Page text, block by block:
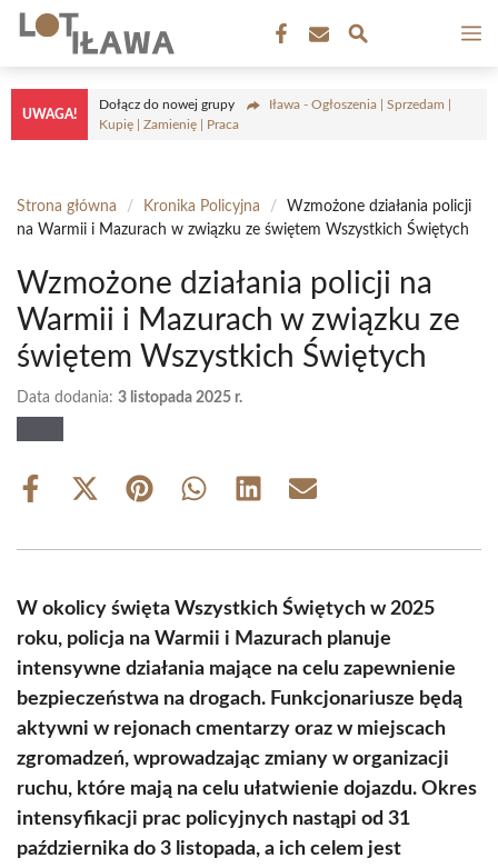
Przejdź
treści
UWAGA!
Dołącz do nowej grupy
Iława - Ogłoszenia | Sprzedam |
Kupię | Zamienię | Praca
Strona główna / Kronika Policyjna /
Wzmożone działania policji
na Warmii i Mazurach w związku ze świętem Wszystkich Świętych
Wzmożone działania policji na
Warmii i Mazurach w związku ze
świętem Wszystkich Świętych
Data dodania: 3 listopada 2025 r.
Share
Share
(Twitter)
Share Share Share Share
W okolicy święta Wszystkich Świętych w 2025
roku, policja na Warmii i Mazurach planuje
intensywne działania mające na celu zapewnienie
bezpieczeństwa na drogach. Funkcjonariusze będą
aktywni w rejonach cmentarzy oraz w miejscach
zgromadzeń, wprowadzając zmiany w organizacji
ruchu, które mają na celu ułatwienie dojazdu. Okres
intensyfikacji prac policyjnych nastąpi od 31
października do 3 listopada, a ich celem jest